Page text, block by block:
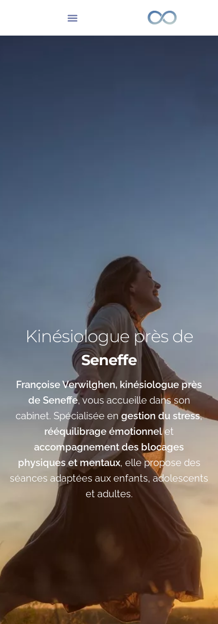
Kinésiologue près de
Seneffe
Françoise Verwilghen, kinésiologue près
de Seneffe, vous accueille dans son
cabinet. Spécialisée engestion du stress,
rééquilibrage émotionnelet
accompagnement des blocages
physiques et mentaux, elle propose des
séances adaptées aux enfants, adolescents
et adultes.